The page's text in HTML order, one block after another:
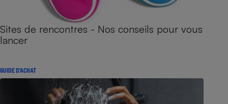
Sites de rencontres - Nos conseils pour vous
lancer
GUIDE D'ACHAT